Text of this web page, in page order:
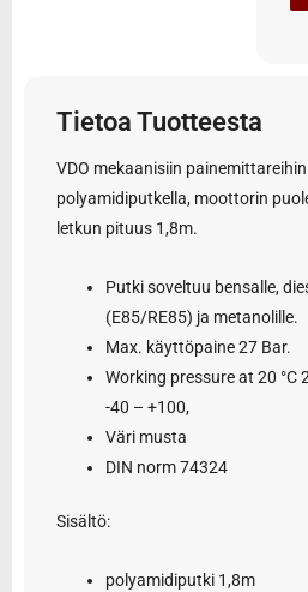
Tietoa Tuotteesta
VDO mekaanisiin
polyamidiputkella, moottorin
letkun pituus 1,8m.
Putki soveltuu bensalle,
(E85/RE85) ja metanolille.
Max. käyttöpaine 27 Bar.
Working pressure at 20 °C
-40 – +100,
Väri musta
DIN norm 74324
Sisältö:
polyamidiputki 1,8m